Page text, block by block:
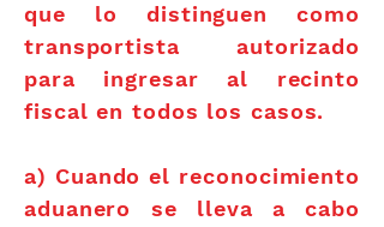
que lo distinguen como
transportista autorizado
para ingresar al recinto
fiscal en todos los casos.
a) Cuando el reconocimiento
aduanero se lleva a cabo